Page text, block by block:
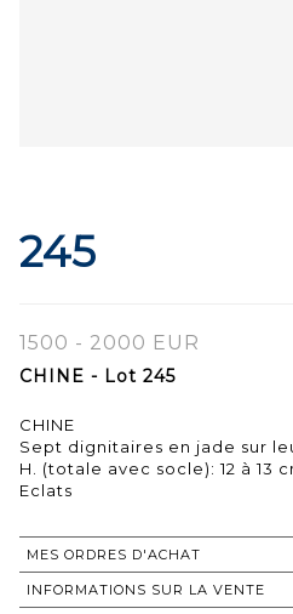
245
1500 - 2000 EUR
CHINE - Lot 245
CHINE
Sept dignitaires en jade sur
H. (totale avec socle): 12 à 13
Eclats
MES ORDRES D'ACHAT
INFORMATIONS SUR LA VENTE